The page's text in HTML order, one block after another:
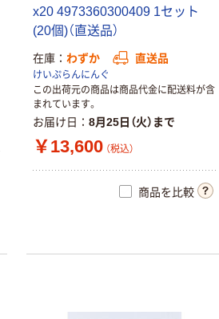
x20 4973360300409 1セット
(20個)（直送品）
在庫 わずか 直送品
けいぷらんにんぐ
この出荷元の商品は商品代金に配送料が含
まれています。
お届け日 8月25日（火）まで
￥13,600 （税込）
商品を比較